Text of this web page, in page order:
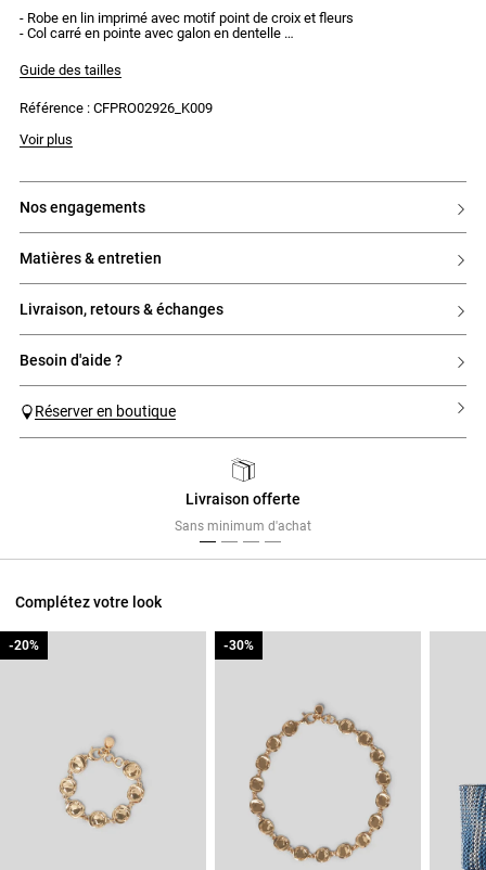
- Robe en lin imprimé avec motif point de croix et fleurs
- Col carré en pointe avec galon en dentelle
- Bretelles
- Haut de la robe type bustier près du corps
- Poches sur les côtés
Guide des tailles
Référence : CFPRO02926_K009
Voir plus
nos engagements
matières & entretien
livraison, retours & échanges
besoin d'aide ?
Réserver en boutique
Livraison offerte
Sans minimum d'achat
Complétez votre look
-20%
-20% -30%
-30%